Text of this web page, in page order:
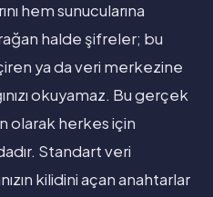
hem sunucularına
halde şifreler; bu
ya da veri merkezine
okuyamaz. Bu gerçek
olarak herkes için
Standart veri
kilidini açan anahtarlar